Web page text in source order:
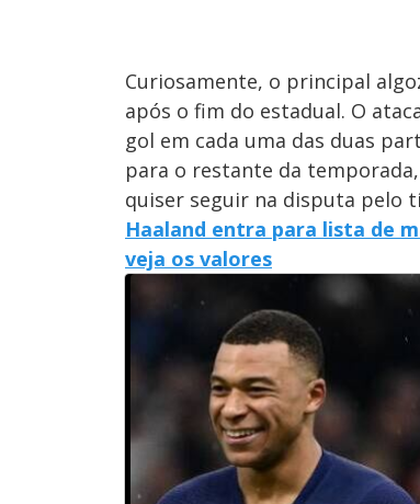
Curiosamente, o principal
após o fim do estadual. O
gol em cada uma das duas
para o restante da
quiser seguir na disputa pelo
Haaland entra para lista de
veja os valores